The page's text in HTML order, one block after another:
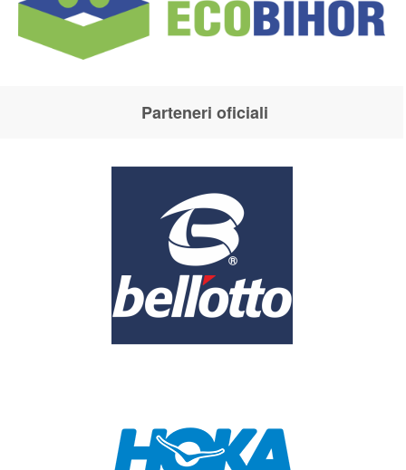
Parteneri oficiali